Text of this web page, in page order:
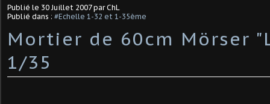
Publié le 30 Juillet 2007par ChL
Publié dans : #Echelle 1-32 et 1-35ème
Mortier de 60cm Mörser
1/35